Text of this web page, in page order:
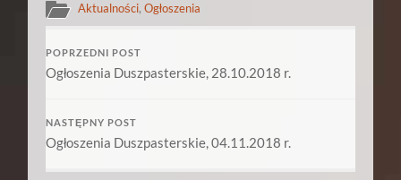
Aktualności,Ogłoszenia
POPRZEDNI POST
Ogłoszenia Duszpasterskie, 28.10.2018 r.
NASTĘPNY POST
Ogłoszenia Duszpasterskie, 04.11.2018 r.